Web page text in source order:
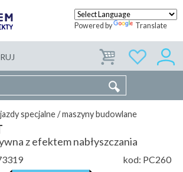
Powered by Translate
WSPÓŁPRACA KONTAKT
specjalne/maszyny budowlane
z efektem nabłyszczania
kod: PC260